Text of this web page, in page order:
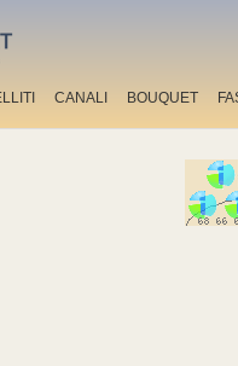
CANALI BOUQUET